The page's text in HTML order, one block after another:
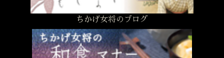
ちかげ女将のブログ